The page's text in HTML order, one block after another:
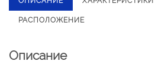
РАСПОЛОЖЕНИЕ
Описание